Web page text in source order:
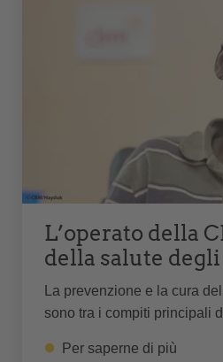
L’operato della
della salute
La prevenzione e la cura
sono tra i compiti principali
Per saperne di più